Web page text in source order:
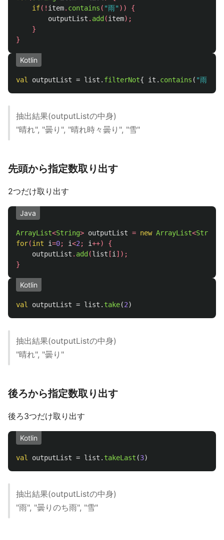
if(! item. contains ( "雨" ))
{
outputList . add (item);
}
}
Kotlin
val outputList = list . filterNot{ it . contains ( "雨"
抽出結果(outputListの中身)
"晴れ", "曇り", "晴れ時々曇り", "雪"
先頭から指定数取り出す
2つだけ取り出す
Java
ArrayList<String> outputList = new ArrayList<String
for(int i=0; i<2 ; i++)
{
outputList . add (list [i ]);
}
Kotlin
val outputList = list . take(2)
抽出結果(outputListの中身)
"晴れ", "曇り"
後ろから指定数取り出す
後ろ3つだけ取り出す
Kotlin
val outputList = list . takeLast (3)
抽出結果(outputListの中身)
"雨", "曇りのち雨", "雪"